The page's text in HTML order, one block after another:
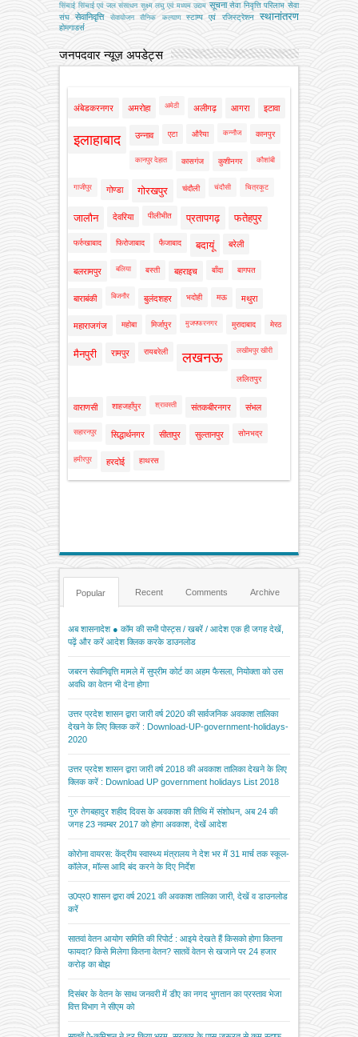
सिंचाई सिंचाई एवं जल संसाधन सूक्ष्म लघु एवं मध्यम उद्यम सूचना सेवा निवृत्ति परिलाभ सेवा
संघ
सेवानिवृत्ति सेवायोजन सैनिक कल्‍याण स्टाम्प एवं रजिस्ट्रेशन स्थानांतरण
होमगाडर्स
जनपदवार न्यूज़ अपडेट्स
अंबेडकरनगर अमरोहा अमेठी अलीगढ़ आगरा इटावा
इलाहाबाद उन्नाव एटा औरैया कन्नौज कानपुर
कानपुर देहात कासगंज कुशीनगर कौशांबी
गाजीपुर गोण्डा गोरखपुर चंदौली चंदौसी चित्रकूट
जालौन देवरिया पीलीभीत प्रतापगढ़ फतेहपुर
फर्रुखाबाद फिरोजाबाद फैजाबाद बदायूं बरेली
बलरामपुर बलिया बस्ती बहराइच बाँदा बागपत
बाराबंकी बिजनौर बुलंदशहर भदोही मऊ मथुरा
महाराजगंज महोबा मिर्जापुर मुजफ्फरनगर मुरादाबाद मेरठ
मैनपुरी रामपुर रायबरेली लखनऊ लखीमपुर खीरी
ललितपुर
वाराणसी शाहजहाँपुर श्रावस्ती संतकबीरनगर संभल
सहारनपुर सिद्धार्थनगर सीतापुर सुल्तानपुर सोनभद्र
हमीरपुर हरदोई हाथरस
Popular Recent Comments Archive
अब शासनादेश ● कॉम की सभी पोस्ट्स / खबरें / आदेश एक ही जगह देखें,
पढ़ें और करें आदेश क्लिक करके डाउनलोड
जबरन सेवानिवृत्ति मामले में सुप्रीम कोर्ट का अहम फैसला, नियोक्ता को उस
अवधि का वेतन भी देना होगा
उत्तर प्रदेश शासन द्वारा जारी वर्ष 2020 की सार्वजनिक अवकाश तालिका
देखने के लिए क्लिक करें : Download-UP-government-holidays-
2020
उत्तर प्रदेश शासन द्वारा जारी वर्ष 2018 की अवकाश तालिका देखने के लिए
क्लिक करें : Download UP government holidays List 2018
गुरु तेगबहादुर शहीद दिवस के अवकाश की तिथि में संशोधन, अब 24 की
जगह 23 नवम्बर 2017 को होगा अवकाश, देखें आदेश
कोरोना वायरस: केंद्रीय स्वास्थ्य मंत्रालय ने देश भर में 31 मार्च तक स्कूल-
कॉलेज, मॉल्स आदि बंद करने के दिए निर्देश
उ0प्र0 शासन द्वारा वर्ष 2021 की अवकाश तालिका जारी, देखें व डाउनलोड
करें
सातवां वेतन आयोग समिति की रिपोर्ट : आइये देखते हैं किसको होगा कितना
फायदा? किसे मिलेगा कितना वेतन? सातवें वेतन से खजाने पर 24 हजार
करोड़ का बोझ
दिसंबर के वेतन के साथ जनवरी में डीए का नगद भुगतान का प्रस्ताव भेजा
वित्त विभाग ने सीएम को